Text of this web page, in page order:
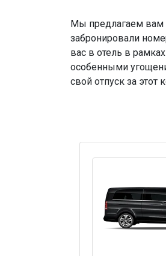
Мы предлагаем вам
забронировали
вас в отель в
особенными
свой отпуск за